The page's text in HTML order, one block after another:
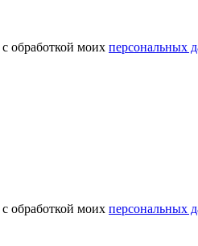
c обработкой моих персональных
c обработкой моих персональных